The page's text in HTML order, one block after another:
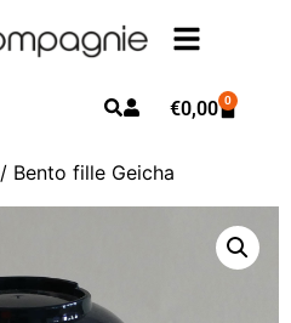
€0,00 0
/ Bento fille Geicha